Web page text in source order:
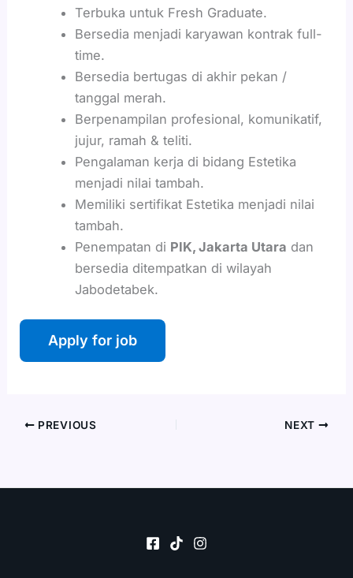
Terbuka untuk Fresh Graduate.
Bersedia menjadi karyawan kontrak full-
time.
Bersedia bertugas di akhir pekan /
tanggal merah.
Berpenampilan profesional, komunikatif,
jujur, ramah & teliti.
Pengalaman kerja di bidang Estetika
menjadi nilai tambah.
Memiliki sertifikat Estetika menjadi nilai
tambah.
Penempatan di PIK, Jakarta Utara dan
bersedia ditempatkan di wilayah
Jabodetabek.
PREVIOUS NEXT